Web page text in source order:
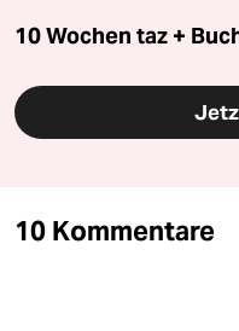
10 Wochen taz +
10 Kommentare